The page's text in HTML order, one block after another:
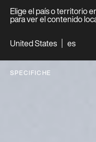
Elige el país o territorio
para ver el contenido
United States
es
SPECIFICHE